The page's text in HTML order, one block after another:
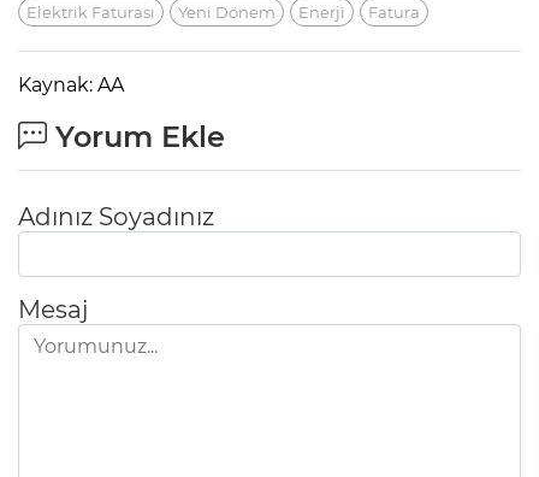
Elektrik Faturası Yeni Dönem Enerji Fatura
Kaynak: AA
Yorum Ekle
Adınız Soyadınız
Mesaj